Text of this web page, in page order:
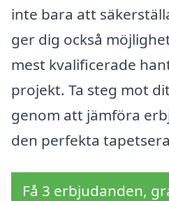
inte bara att
ger dig också
mest kvalificerade
projekt. Ta steg mot
genom att jämföra
den perfekta
Få 3 erbjudanden,